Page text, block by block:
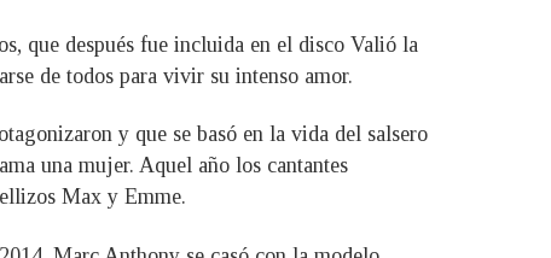
que después fue incluida en el disco Valió la
de todos para vivir su intenso amor.
y que se basó en la vida del salsero
una mujer. Aquel año los cantantes
Max y Emme.